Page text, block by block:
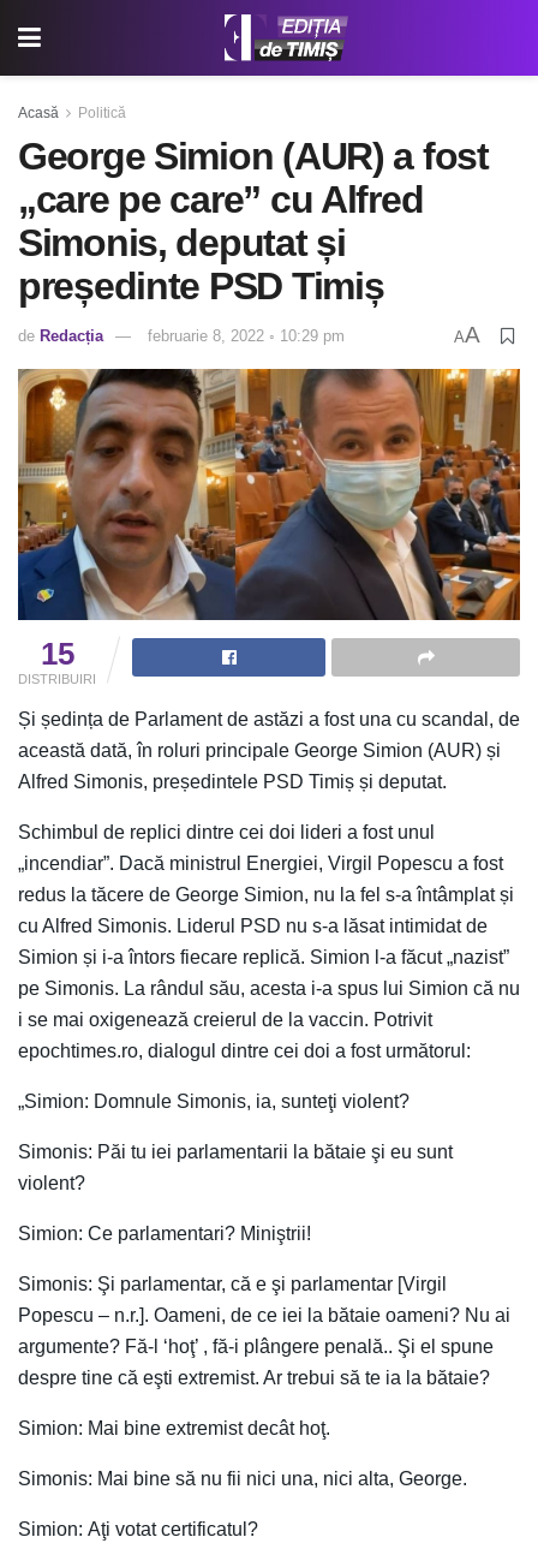
Acasă Politică
George Simion (AUR) a fost
„care pe care” cu Alfred
Simonis, deputat și
președinte PSD Timiș
de Redacția februarie 8, 2022 ◦ 10:29 pm AA
15
DISTRIBUIRI
Și ședința de Parlament de astăzi a fost una cu scandal, de
această dată, în roluri principale George Simion (AUR) și
Alfred Simonis, președintele PSD Timiș și deputat.
Schimbul de replici dintre cei doi lideri a fost unul
„incendiar”. Dacă ministrul Energiei, Virgil Popescu a fost
redus la tăcere de George Simion, nu la fel s-a întâmplat și
cu Alfred Simonis. Liderul PSD nu s-a lăsat intimidat de
Simion și i-a întors fiecare replică. Simion l-a făcut „nazist”
pe Simonis. La rândul său, acesta i-a spus lui Simion că nu
i se mai oxigenează creierul de la vaccin. Potrivit
epochtimes.ro, dialogul dintre cei doi a fost următorul:
„Simion: Domnule Simonis, ia, sunteţi violent?
Simonis: Păi tu iei parlamentarii la bătaie şi eu sunt
violent?
Simion: Ce parlamentari? Miniştrii!
Simonis: Şi parlamentar, că e şi parlamentar [Virgil
Popescu – n.r.]. Oameni, de ce iei la bătaie oameni? Nu ai
argumente? Fă-l ‘hoţ’ , fă-i plângere penală.. Şi el spune
despre tine că eşti extremist. Ar trebui să te ia la bătaie?
Simion: Mai bine extremist decât hoţ.
Simonis: Mai bine să nu fii nici una, nici alta, George.
Simion: Aţi votat certificatul?